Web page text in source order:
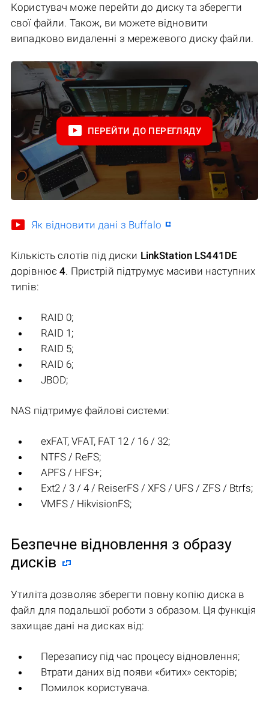
Користувач може перейти до диску та зберегти
свої файли. Також, ви можете відновити
випадково видаленні з мережевого диску файли.
ПЕРЕЙТИ ДО ПЕРЕГЛЯДУ
Як відновити дані з Buffalo
Кількість слотів під диски LinkStation LS441DE
дорівнює4. Пристрій підтрумує масиви наступних
типів:
RAID 0;
RAID 1;
RAID 5;
RAID 6;
JBOD;
NAS підтримує файлові системи:
exFAT, VFAT, FAT 12 / 16 / 32;
NTFS / ReFS;
APFS / HFS+;
Ext2 / 3 / 4 / ReiserFS / XFS / UFS / ZFS / Btrfs;
VMFS / HikvisionFS;
Безпечне відновлення з образу
дисків
Утиліта дозволяє зберегти повну копію диска в
файл для подальшої роботи з образом. Ця функція
захищає дані на дисках від:
Перезапису під час процесу відновлення;
Втрати даних від появи «битих» секторів;
Помилок користувача.